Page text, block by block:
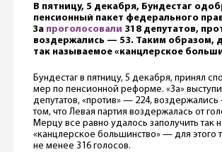
В пятницу, 5 декабря, Бундестаг
пенсионный пакет федерального
За проголосовали 318 депутатов,
воздержались — 53. Таким образом,
так называемое «канцлерское
Бундестаг в пятницу, 5 декабря, принял
мер по пенсионной реформе. «За»
депутатов, «против» — 224,
том, что Левая партия воздержалась от
Мерцу все равно удалось заполучить так
«канцлерское большинство» — для этого
не менее 316 голосов.